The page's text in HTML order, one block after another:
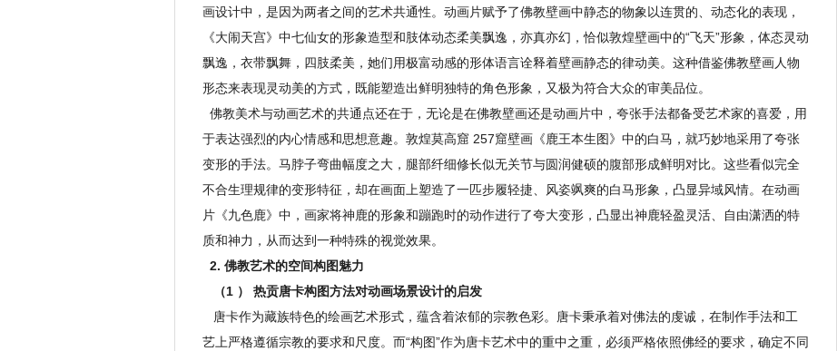
画设计中，是因为两者之间的艺术共通性。动画片赋予了佛教壁画中静态的物象以连贯的、动态化的表现，
《大闹天宫》中七仙女的形象造型和肢体动态柔美飘逸，亦真亦幻，恰似敦煌壁画中的“飞天”形象，体态灵动
飘逸，衣带飘舞，四肢柔美，她们用极富动感的形体语言诠释着壁画静态的律动美。这种借鉴佛教壁画人物
形态来表现灵动美的方式，既能塑造出鲜明独特的角色形象，又极为符合大众的审美品位。
佛教美术与动画艺术的共通点还在于，无论是在佛教壁画还是动画片中，夸张手法都备受艺术家的喜爱，用
于表达强烈的内心情感和思想意趣。敦煌莫高窟 257窟壁画《鹿王本生图》中的白马，就巧妙地采用了夸张
变形的手法。马脖子弯曲幅度之大，腿部纤细修长似无关节与圆润健硕的腹部形成鲜明对比。这些看似完全
不合生理规律的变形特征，却在画面上塑造了一匹步履轻捷、风姿飒爽的白马形象，凸显异域风情。在动画
片《九色鹿》中，画家将神鹿的形象和蹦跑时的动作进行了夸大变形，凸显出神鹿轻盈灵活、自由潇洒的特
质和神力，从而达到一种特殊的视觉效果。
2. 佛教艺术的空间构图魅力
（1 ） 热贡唐卡构图方法对动画场景设计的启发
唐卡作为藏族特色的绘画艺术形式，蕴含着浓郁的宗教色彩。唐卡秉承着对佛法的虔诚，在制作手法和工
艺上严格遵循宗教的要求和尺度。而“构图”作为唐卡艺术中的重中之重，必须严格依照佛经的要求，确定不同